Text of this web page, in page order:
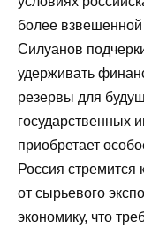
более взвешенной
Силуанов
удерживать
резервы для
государственных
приобретает
Россия стремится
от сырьевого
экономику, что